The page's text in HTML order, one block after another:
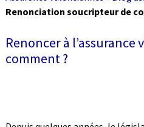
Renonciation soucripteur de
Renoncer à l’assurance
comment ?